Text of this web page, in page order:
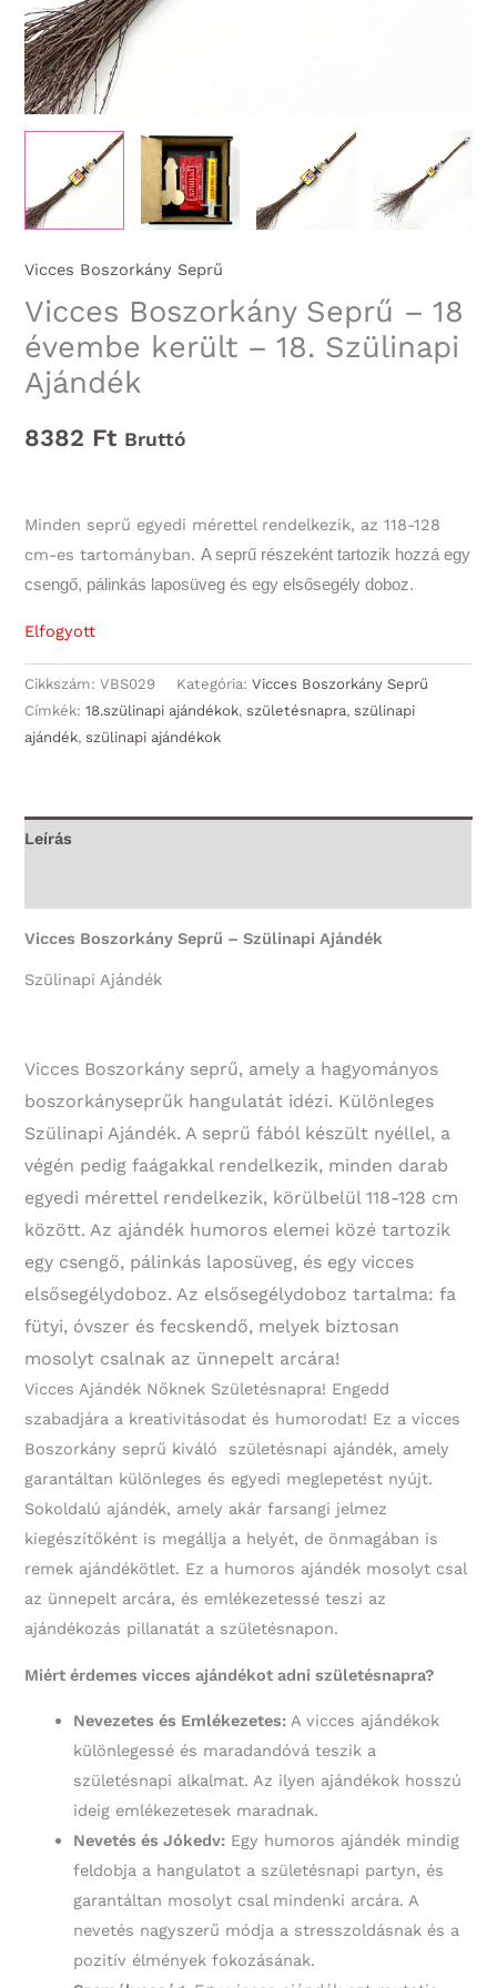
Vicces Boszorkány Seprű
Vicces Boszorkány Seprű – 18
évembe került – 18. Szülinapi
Ajándék
8382 Ft Bruttó
Minden seprű egyedi mérettel rendelkezik, az 118-128
cm-es tartományban.A seprű részeként tartozik hozzá egy
csengő, pálinkás laposüveg és egy elsősegély doboz.
Elfogyott
Cikkszám:VBS029 Kategória:Vicces Boszorkány Seprű
Címkék:18.szülinapi ajándékok,születésnapra,szülinapi
ajándék,szülinapi ajándékok
Leírás
Vicces Boszorkány Seprű – Szülinapi Ajándék
Szülinapi Ajándék
Vicces Boszorkány seprű, amely a hagyományos
boszorkányseprűk hangulatát idézi. Különleges
Szülinapi Ajándék. A seprű fából készült nyéllel, a
végén pedig faágakkal rendelkezik, minden darab
egyedi mérettel rendelkezik, körülbelül 118-128 cm
között. Az ajándék humoros elemei közé tartozik
egy csengő, pálinkás laposüveg, és egy vicces
elsősegélydoboz. Az elsősegélydoboz tartalma: fa
fütyi, óvszer és fecskendő, melyek biztosan
mosolyt csalnak az ünnepelt arcára!
Vicces Ajándék Nőknek Születésnapra! Engedd
szabadjára a kreativitásodat és humorodat! Ez a vicces
Boszorkány seprű kiváló születésnapi ajándék, amely
garantáltan különleges és egyedi meglepetést nyújt.
Sokoldalú ajándék, amely akár farsangi jelmez
kiegészítőként is megállja a helyét, de önmagában is
remek ajándékötlet. Ez a humoros ajándék mosolyt csal
az ünnepelt arcára, és emlékezetessé teszi az
ajándékozás pillanatát a születésnapon.
Miért érdemes vicces ajándékot adni születésnapra?
Nevezetes és Emlékezetes: A vicces ajándékok
különlegessé és maradandóvá teszik a
születésnapi alkalmat. Az ilyen ajándékok hosszú
ideig emlékezetesek maradnak.
Nevetés és Jókedv: Egy humoros ajándék mindig
feldobja a hangulatot a születésnapi partyn, és
garantáltan mosolyt csal mindenki arcára. A
nevetés nagyszerű módja a stresszoldásnak és a
pozitív élmények fokozásának.